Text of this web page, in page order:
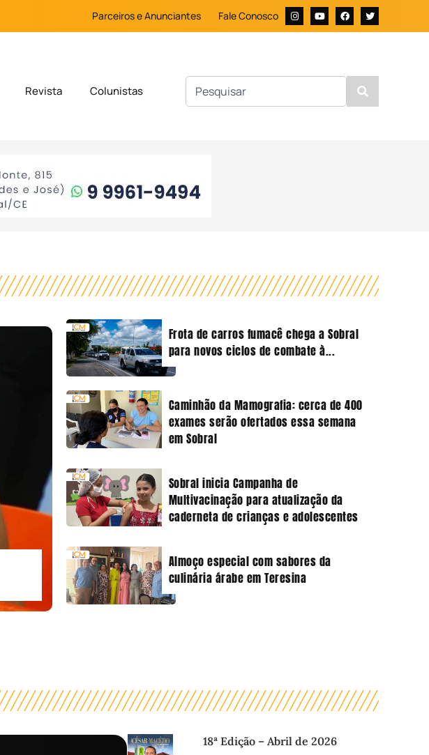
Parceiros e Anunciantes Fale Conosco
Revista Colunistas
Frota de carros fumacê chega a Sobral
para novos ciclos de combate à...
Caminhão da Mamografia: cerca de 400
exames serão ofertados essa semana
em Sobral
Sobral inicia Campanha de
Multivacinação para atualização da
caderneta de crianças e adolescentes
Almoço especial com sabores da
culinária árabe em Teresina
18ª Edição – Abril de 2026